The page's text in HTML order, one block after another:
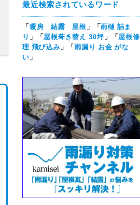
最近検索されているワード
「暖房 結露 屋根 」「雨樋 詰ま
り 」「屋根葺き替え 30坪」「屋根修
理 飛び込み 」「雨漏り お金 がな
い 」